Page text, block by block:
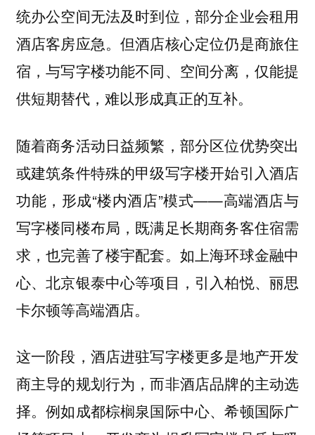
统办公空间无法及时到位，部分企业会租用
酒店客房应急。但酒店核心定位仍是商旅住
宿，与写字楼功能不同、空间分离，仅能提
供短期替代，难以形成真正的互补。
随着商务活动日益频繁，部分区位优势突出
或建筑条件特殊的甲级写字楼开始引入酒店
功能，形成“楼内酒店”模式——高端酒店与
写字楼同楼布局，既满足长期商务客住宿需
求，也完善了楼宇配套。如上海环球金融中
心、北京银泰中心等项目，引入柏悦、丽思
卡尔顿等高端酒店。
这一阶段，酒店进驻写字楼更多是地产开发
商主导的规划行为，而非酒店品牌的主动选
择。例如成都棕榈泉国际中心、希顿国际广